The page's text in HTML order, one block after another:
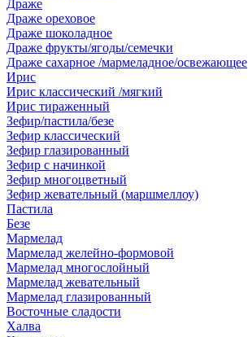
Драже
Драже ореховое
Драже шоколадное
Драже фрукты/ягоды/семечки
Драже сахарное /мармеладное/освежающее
Ирис
Ирис классический /мягкий
Ирис тираженный
Зефир/пастила/безе
Зефир классический
Зефир глазированный
Зефир с начинкой
Зефир многоцветный
Зефир жевательный (маршмеллоу)
Пастила
Безе
Мармелад
Мармелад желейно-формовой
Мармелад многослойный
Мармелад жевательный
Мармелад глазированный
Восточные сладости
Халва